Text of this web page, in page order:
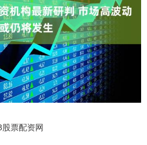
票配资网